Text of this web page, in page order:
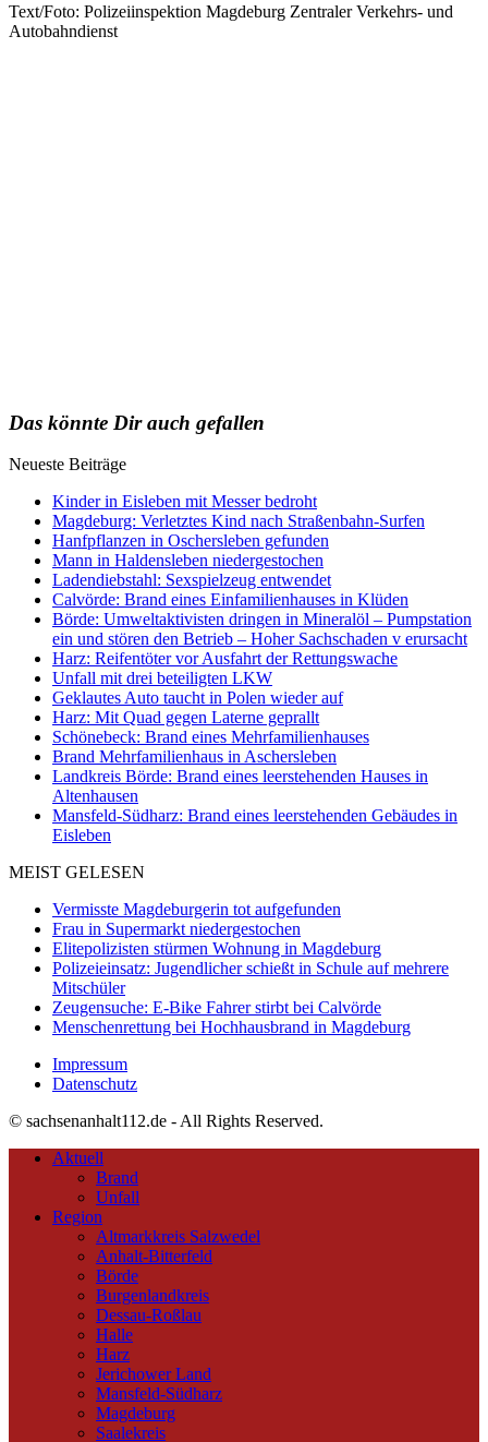
Text/Foto: Polizeiinspektion Magdeburg Zentraler Verkehrs- und
Autobahndienst
Das könnte Dir auch gefallen
Neueste Beiträge
Kinder in Eisleben mit Messer bedroht
Magdeburg: Verletztes Kind nach Straßenbahn-Surfen
Hanfpflanzen in Oschersleben gefunden
Mann in Haldensleben niedergestochen
Ladendiebstahl: Sexspielzeug entwendet
Calvörde: Brand eines Einfamilienhauses in Klüden
Börde: Umweltaktivisten dringen in Mineralöl – Pumpstation
ein und stören den Betrieb – Hoher Sachschaden v erursacht
Harz: Reifentöter vor Ausfahrt der Rettungswache
Unfall mit drei beteiligten LKW
Geklautes Auto taucht in Polen wieder auf
Harz: Mit Quad gegen Laterne geprallt
Schönebeck: Brand eines Mehrfamilienhauses
Brand Mehrfamilienhaus in Aschersleben
Landkreis Börde: Brand eines leerstehenden Hauses in
Altenhausen
Mansfeld-Südharz: Brand eines leerstehenden Gebäudes in
Eisleben
MEIST GELESEN
Vermisste Magdeburgerin tot aufgefunden
Frau in Supermarkt niedergestochen
Elitepolizisten stürmen Wohnung in Magdeburg
Polizeieinsatz: Jugendlicher schießt in Schule auf mehrere
Mitschüler
Zeugensuche: E-Bike Fahrer stirbt bei Calvörde
Menschenrettung bei Hochhausbrand in Magdeburg
Impressum
Datenschutz
© sachsenanhalt112.de - All Rights Reserved.
Aktuell
Brand
Unfall
Region
Altmarkkreis Salzwedel
Anhalt-Bitterfeld
Börde
Burgenlandkreis
Dessau-Roßlau
Halle
Harz
Jerichower Land
Mansfeld-Südharz
Magdeburg
Saalekreis